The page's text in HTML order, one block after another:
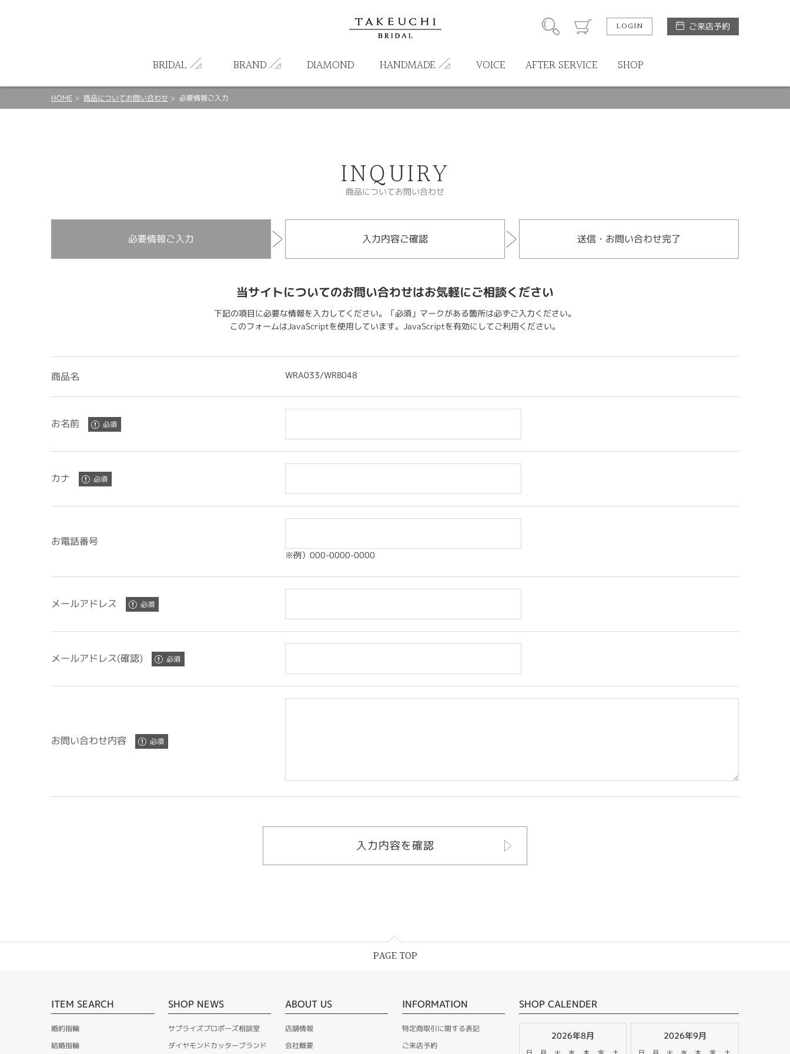
LOGIN ご来店予約
BRIDAL BRAND DIAMOND HANDMADE VOICE AFTER SERVICE SHOP
HOME 商品についてお問い合わせ 必要情報ご入力
INQUIRY
商品についてお問い合わせ
必要情報ご入力 入力内容ご確認 送信・お問い合わせ完了
当サイトについてのお問い合わせはお気軽にご相談ください
下記の項目に必要な情報を入力してください。「必須」マークがある箇所は必ずご入力ください。
このフォームはJavaScriptを使用しています。JavaScriptを有効にしてご利用ください。
商品名 WRA033/WRB048
お名前
カナ
お電話番号
※例）000-0000-0000
メールアドレス
メールアドレス(確認)
お問い合わせ内容
PAGE TOP
ITEM SEARCH
婚約指輪
結婚指輪
SHOP NEWS
サプライズプロポーズ相談室
ダイヤモンドカッターブランド
ABOUT US
店舗情報
会社概要
INFORMATION
特定商取引に関する表記
ご来店予約
SHOP CALENDER
2026年8月 2026年9月